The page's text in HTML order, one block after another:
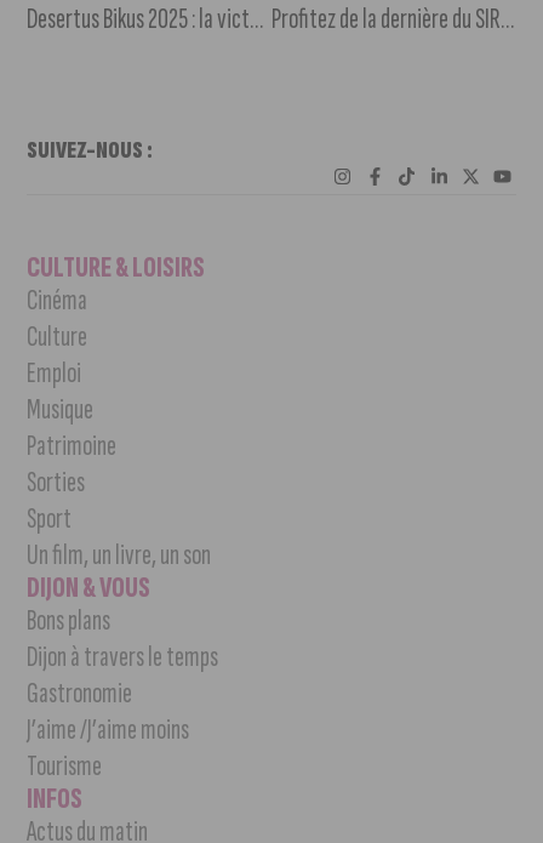
Desertus Bikus 2025 : la victoire pour le Dijonnais Victor Bosoni Profitez de la dernière du SIRK Festival
SUIVEZ-NOUS :
CULTURE & LOISIRS
Cinéma
Culture
Emploi
Musique
Patrimoine
Sorties
Sport
Un film, un livre, un son
DIJON & VOUS
Bons plans
Dijon à travers le temps
Gastronomie
J’aime /J’aime moins
Tourisme
INFOS
Actus du matin